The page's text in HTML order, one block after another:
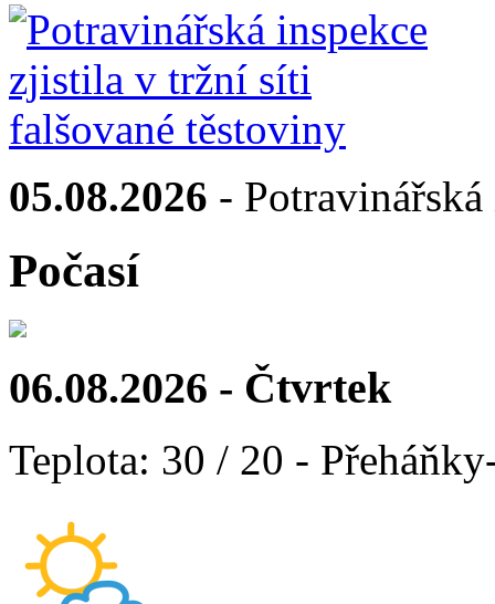
05.08.2026 -
Počasí
06.08.2026 - Čtvrtek
Teplota: 30 / 20 -